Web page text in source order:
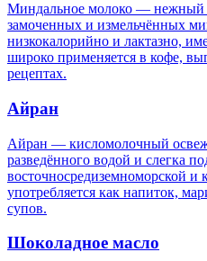
Миндальное молоко — нежный
замоченных и измельчённых
низкокалорийно и лактазно,
широко применяется в кофе,
рецептах.
Айран
Айран — кисломолочный
разведённого водой и слегка
восточносредиземноморской и
употребляется как напиток,
супов.
Шоколадное масло